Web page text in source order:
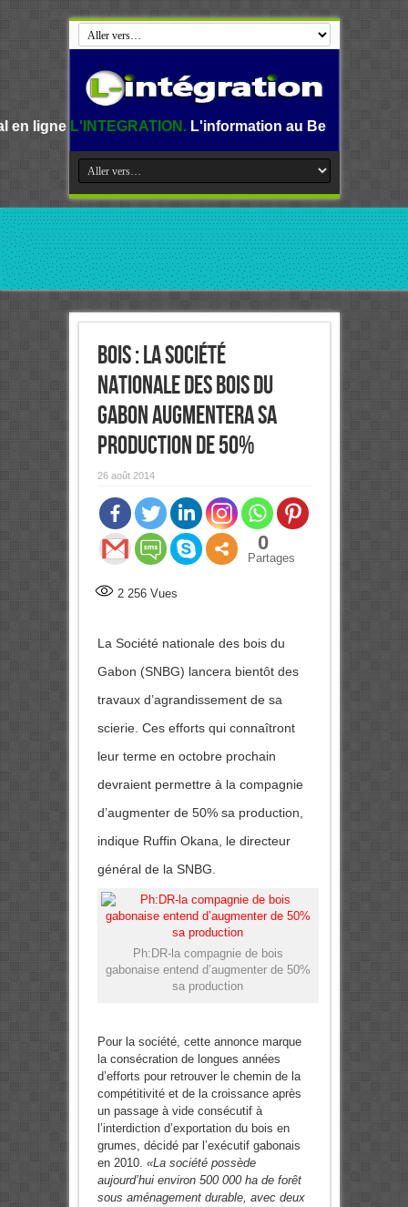
L'information au Benin, en Afrique et dans le
Bois : La Société
nationale des bois du
Gabon augmentera sa
production de 50%
26 août 2014
0
Partages
2 256Vues
La Société nationale des bois du
Gabon (SNBG) lancera bientôt des
travaux d’agrandissement de sa
scierie. Ces efforts qui connaîtront
leur terme en octobre prochain
devraient permettre à la compagnie
d’augmenter de 50% sa production,
indique Ruffin Okana, le directeur
général de la SNBG.
Ph:DR-la compagnie de bois
gabonaise entend d’augmenter de 50%
sa production
Pour la société, cette annonce marque
la consécration de longues années
d’efforts pour retrouver le chemin de la
compétitivité et de la croissance après
un passage à vide consécutif à
l’interdiction d’exportation du bois en
grumes, décidé par l’exécutif gabonais
en 2010. «La société possède
aujourd’hui environ 500 000 ha de forêt
sous aménagement durable, avec deux